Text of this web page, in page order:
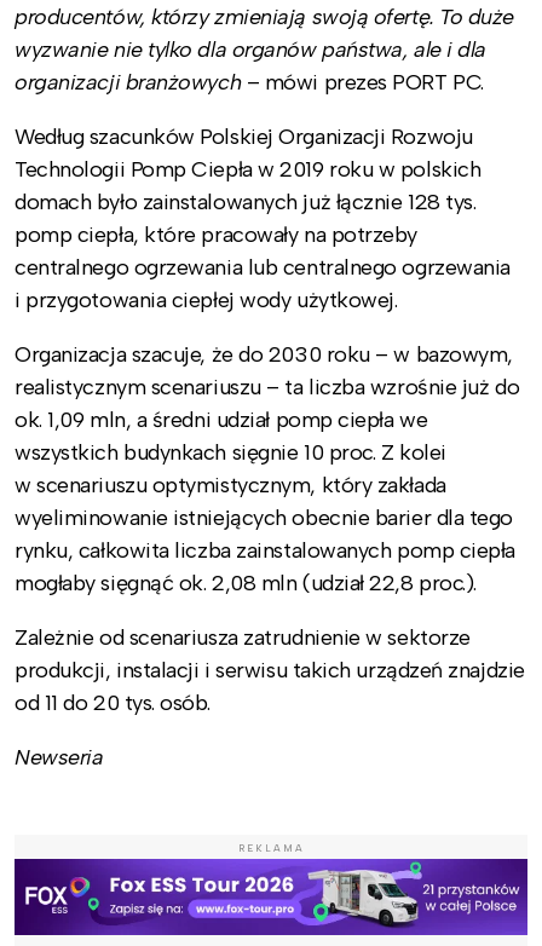
producentów, którzy zmieniają swoją ofertę. To duże
wyzwanie nie tylko dla organów państwa, ale i dla
organizacji branżowych – mówi prezes PORT PC.
Według szacunków Polskiej Organizacji Rozwoju
Technologii Pomp Ciepła w 2019 roku w polskich
domach było zainstalowanych już łącznie 128 tys.
pomp ciepła, które pracowały na potrzeby
centralnego ogrzewania lub centralnego ogrzewania
i przygotowania ciepłej wody użytkowej.
Organizacja szacuje, że do 2030 roku – w bazowym,
realistycznym scenariuszu – ta liczba wzrośnie już do
ok. 1,09 mln, a średni udział pomp ciepła we
wszystkich budynkach sięgnie 10 proc. Z kolei
w scenariuszu optymistycznym, który zakłada
wyeliminowanie istniejących obecnie barier dla tego
rynku, całkowita liczba zainstalowanych pomp ciepła
mogłaby sięgnąć ok. 2,08 mln (udział 22,8 proc.).
Zależnie od scenariusza zatrudnienie w sektorze
produkcji, instalacji i serwisu takich urządzeń znajdzie
od 11 do 20 tys. osób.
Newseria
REKLAMA